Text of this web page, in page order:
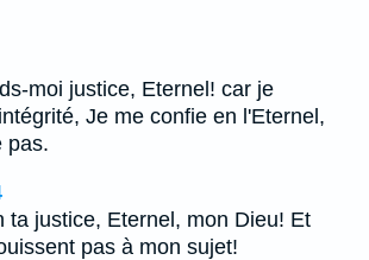
moi justice, Eternel! car je
Je me confie en l'Eternel,
pas.
ta justice, Eternel, mon Dieu! Et
pas à mon sujet!